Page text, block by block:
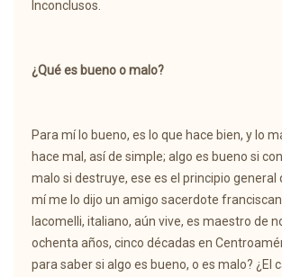
Inconclusos.
¿Qué es bueno o malo?
Para mí lo bueno, es lo que hace bien, y lo
hace mal, así de simple; algo es bueno si
malo si destruye, ese es el principio general
mí me lo dijo un amigo sacerdote
Iacomelli, italiano, aún vive, es maestro de
ochenta años, cinco décadas en
para saber si algo es bueno, o es malo? ¿El